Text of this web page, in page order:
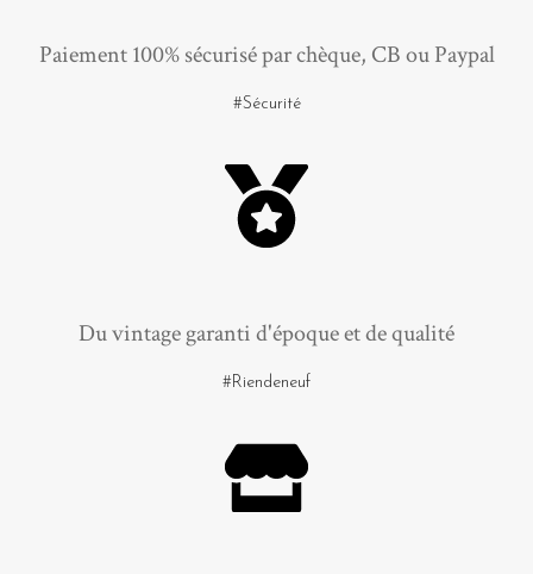
Paiement 100% sécurisé par chèque, CB ou Paypal
#Sécurité
Du vintage garanti d'époque et de qualité
#Riendeneuf